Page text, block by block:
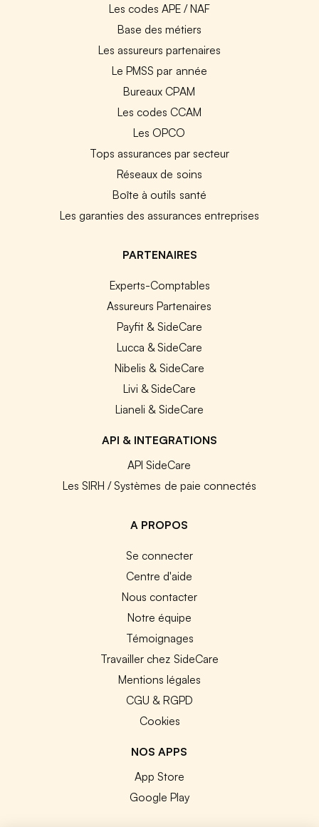
Les codes APE / NAF
Base des métiers
Les assureurs partenaires
Le PMSS par année
Bureaux CPAM
Les codes CCAM
Les OPCO
Tops assurances par secteur
Réseaux de soins
Boîte à outils santé
Les garanties des assurances entreprises
PARTENAIRES
Experts-Comptables
Assureurs Partenaires
Payfit & SideCare
Lucca & SideCare
Nibelis & SideCare
Livi & SideCare
Lianeli & SideCare
API & INTEGRATIONS
API SideCare
Les SIRH / Systèmes de paie connectés
A PROPOS
Se connecter
Centre d'aide
Nous contacter
Notre équipe
Témoignages
Travailler chez SideCare
Mentions légales
CGU & RGPD
Cookies
NOS APPS
App Store
Google Play